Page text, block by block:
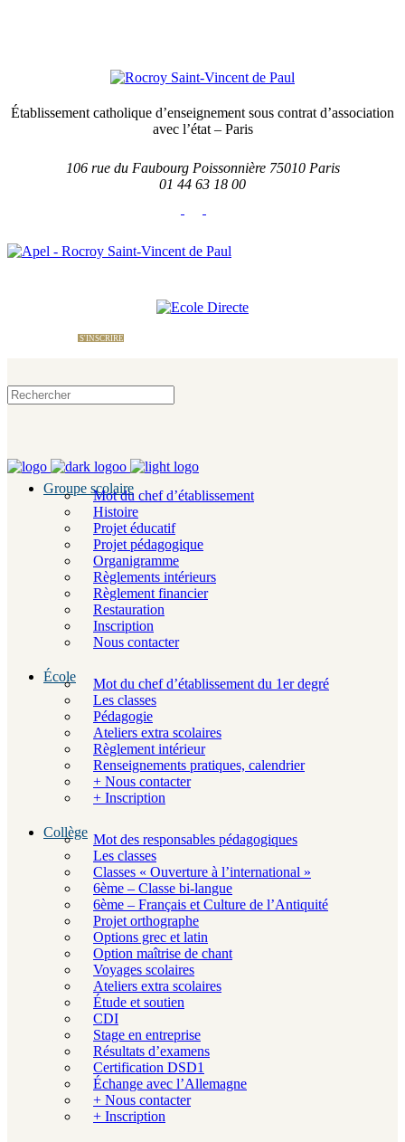
Établissement catholique d’enseignement sous contrat d’association
avec l’état – Paris
106 rue du Faubourg Poissonnière 75010 Paris
01 44 63 18 00
S'INSCRIRE
Groupe scolaireMot du chef d’établissement
Histoire
Projet éducatif
Projet pédagogique
Organigramme
Règlements intérieurs
Règlement financier
Restauration
Inscription
Nous contacter
École
Mot du chef d’établissement du 1er degré
Les classes
Pédagogie
Ateliers extra scolaires
Règlement intérieur
Renseignements pratiques, calendrier
+ Nous contacter
+ Inscription
Collège Mot des responsables pédagogiques
Les classes
Classes « Ouverture à l’international »
6ème – Classe bi-langue
6ème – Français et Culture de l’Antiquité
Projet orthographe
Options grec et latin
Option maîtrise de chant
Voyages scolaires
Ateliers extra scolaires
Étude et soutien
CDI
Stage en entreprise
Résultats d’examens
Certification DSD1
Échange avec l’Allemagne
+ Nous contacter
+ Inscription